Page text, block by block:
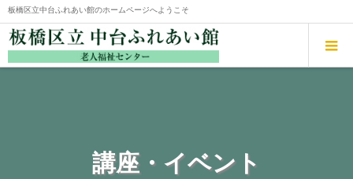
板橋区立中台ふれあい館のホームページへようこそ
講座・イベント